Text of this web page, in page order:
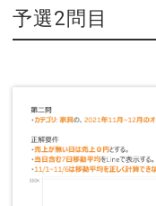
予選2問目